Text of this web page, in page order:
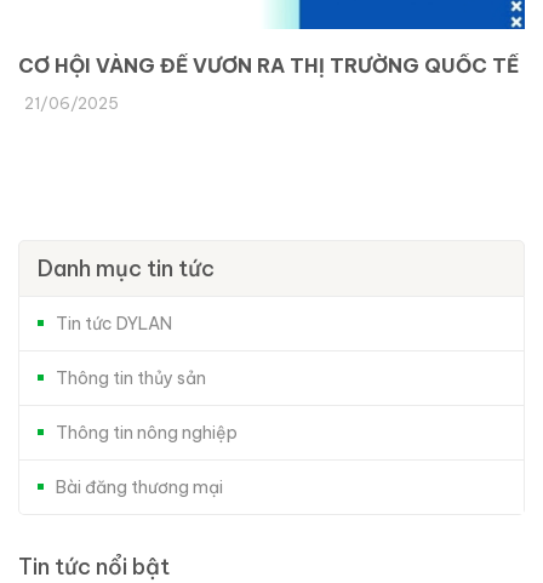
CƠ HỘI VÀNG ĐỂ VƯƠN RA THỊ TRƯỜNG QUỐC TẾ
21/06/2025
Danh mục tin tức
Tin tức DYLAN
Thông tin thủy sản
Thông tin nông nghiệp
Bài đăng thương mại
Tin tức nổi bật